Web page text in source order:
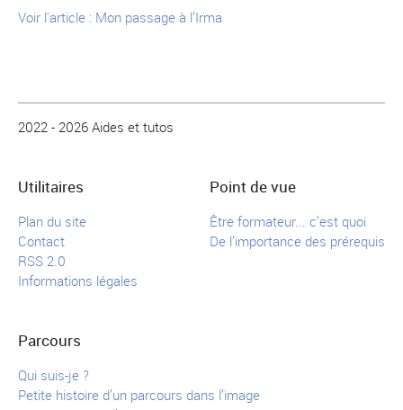
Voir l'article : Mon passage à l’Irma
2022 - 2026 Aides et tutos
Utilitaires
Plan du site
Contact
RSS 2.0
Informations légales
Point de vue
Être formateur... c’est quoi
De l’importance des prérequis
Parcours
Qui suis-je ?
Petite histoire d’un parcours dans l’image